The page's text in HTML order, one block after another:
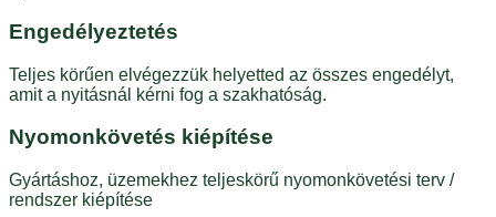
Engedélyeztetés
Teljes körűen elvégezzük helyetted az összes engedélyt,
amit a nyitásnál kérni fog a szakhatóság.
Nyomonkövetés kiépítése
Gyártáshoz, üzemekhez teljeskörű nyomonkövetési terv /
rendszer kiépítése